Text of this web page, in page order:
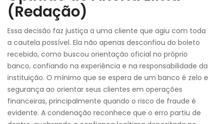
(Redação)
Essa decisão faz justiça a uma cliente que agiu com toda
a cautela possível. Ela não apenas desconfiou do boleto
recebido, como buscou orientação oficial no próprio
banco, confiando na experiência e na responsabilidade da
instituição. O mínimo que se espera de um banco é zelo e
segurança ao orientar seus clientes em operações
financeiras, principalmente quando o risco de fraude é
evidente. A condenação reconhece que o erro partiu de